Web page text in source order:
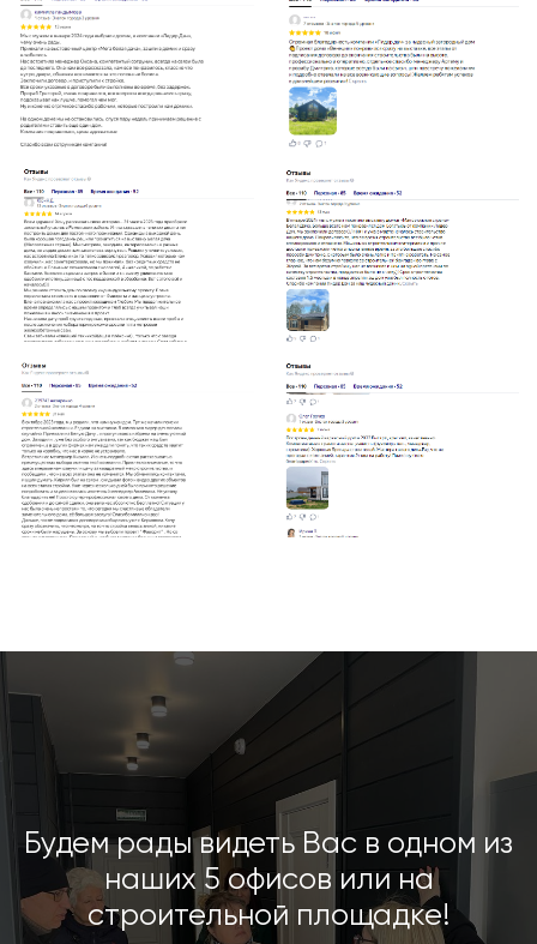
Будем рады видеть Вас в одном из
наших 5 офисов или на
строительной площадке!